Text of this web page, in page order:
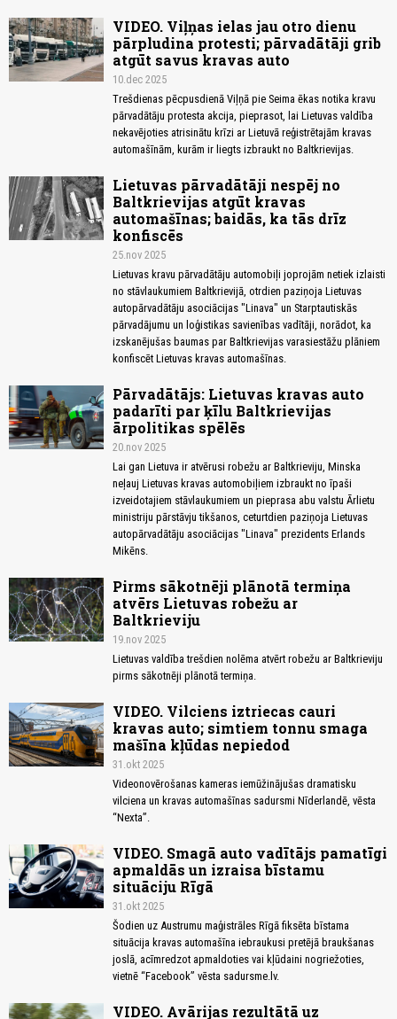
VIDEO. Viļņas ielas jau otro dienu
pārpludina protesti; pārvadātāji grib
atgūt savus kravas auto
10.dec 2025
Trešdienas pēcpusdienā Viļņā pie Seima ēkas notika kravu
pārvadātāju protesta akcija, pieprasot, lai Lietuvas valdība
nekavējoties atrisinātu krīzi ar Lietuvā reģistrētajām kravas
automašīnām, kurām ir liegts izbraukt no Baltkrievijas.
Lietuvas pārvadātāji nespēj no
Baltkrievijas atgūt kravas
automašīnas; baidās, ka tās drīz
konfiscēs
25.nov 2025
Lietuvas kravu pārvadātāju automobiļi joprojām netiek izlaisti
no stāvlaukumiem Baltkrievijā, otrdien paziņoja Lietuvas
autopārvadātāju asociācijas "Linava" un Starptautiskās
pārvadājumu un loģistikas savienības vadītāji, norādot, ka
izskanējušas baumas par Baltkrievijas varasiestāžu plāniem
konfiscēt Lietuvas kravas automašīnas.
Pārvadātājs: Lietuvas kravas auto
padarīti par ķīlu Baltkrievijas
ārpolitikas spēlēs
20.nov 2025
Lai gan Lietuva ir atvērusi robežu ar Baltkrieviju, Minska
neļauj Lietuvas kravas automobiļiem izbraukt no īpaši
izveidotajiem stāvlaukumiem un pieprasa abu valstu Ārlietu
ministriju pārstāvju tikšanos, ceturtdien paziņoja Lietuvas
autopārvadātāju asociācijas "Linava" prezidents Erlands
Mikēns.
Pirms sākotnēji plānotā termiņa
atvērs Lietuvas robežu ar
Baltkrieviju
19.nov 2025
Lietuvas valdība trešdien nolēma atvērt robežu ar Baltkrieviju
pirms sākotnēji plānotā termiņa.
VIDEO. Vilciens iztriecas cauri
kravas auto; simtiem tonnu smaga
mašīna kļūdas nepiedod
31.okt 2025
Videonovērošanas kameras iemūžinājušas dramatisku
vilciena un kravas automašīnas sadursmi Nīderlandē, vēsta
“Nexta”.
VIDEO. Smagā auto vadītājs pamatīgi
apmaldās un izraisa bīstamu
situāciju Rīgā
31.okt 2025
Šodien uz Austrumu maģistrāles Rīgā fiksēta bīstama
situācija kravas automašīna iebraukusi pretējā braukšanas
joslā, acīmredzot apmaldoties vai kļūdaini nogriežoties,
vietnē “Facebook” vēsta sadursme.lv.
VIDEO. Avārijas rezultātā uz